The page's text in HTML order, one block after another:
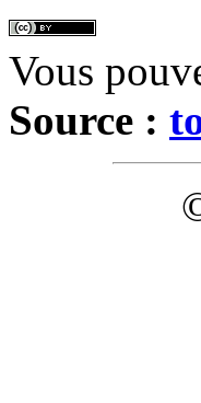
Vous
Source :